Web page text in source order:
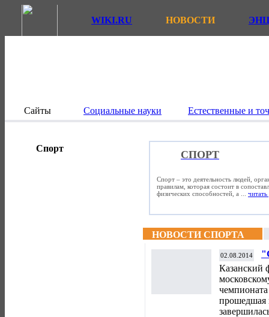
WIKI.RU НОВОСТИ
Сайты Социальные науки Естественные и
Спорт
СПОРТ
Спорт – это деятельность людей,
правилам, которая состоит в
физических способностей, а ... читать
НОВОСТИ СПОРТА
02.08.2014
Казанский
прошедшая